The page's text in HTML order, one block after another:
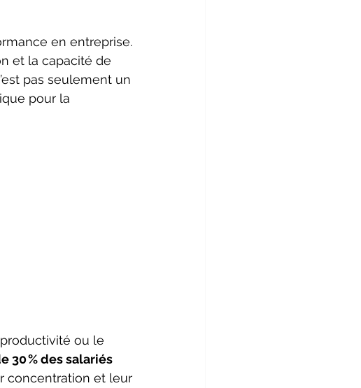
en entreprise.
et la capacité de
pas seulement un
pour la
ou le
30 % des salariés
concentration et leur